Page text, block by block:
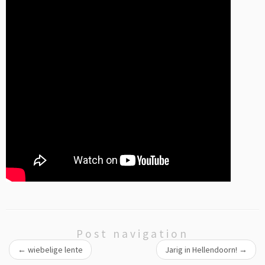
Post navigation
← wiebelige lente Jarig in Hellendoorn! →